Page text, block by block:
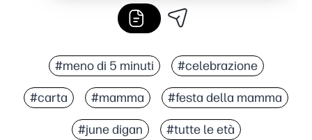
#meno di 5 minuti #celebrazione
#carta #mamma #festa della mamma
#june digan #tutte le età